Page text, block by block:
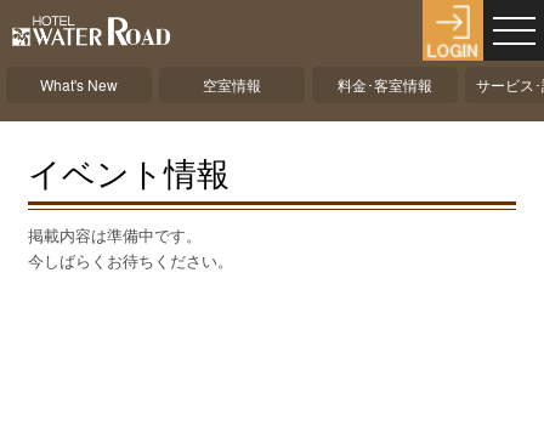
What's New 空室情報 料金･客室情報 サービス
イベント情報
掲載内容は準備中です。
今しばらくお待ちください。